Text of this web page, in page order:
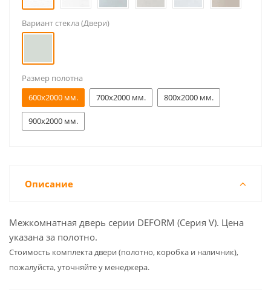
Вариант стекла (Двери)
Размер полотна
600x2000 мм.
700x2000 мм. 800x2000 мм.
900x2000 мм.
Описание
Межкомнатная дверь серии DEFORM (Серия V). Цена
указана за полотно.
Cтоимость комплекта двери (полотно, коробка и наличник),
пожалуйста, уточняйте у менеджера.